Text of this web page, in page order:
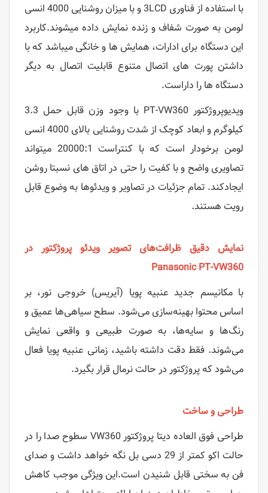
با استفاده از فناوری 3LCD و با میزان روشنایی 4000 انسی
لومن به صورت شفاف و زنده نمایش داده میشوند.کاربرد
این دستگاه برای ادارات، همایش ها و خانگی میباشد که با
داشتن پورت های اتصال متنوع قابلیت اتصال به دیگر
دستگاه ها را داراست.
ویدیوپروژکتور PT-VW360 با وجود وزن قابل حمل 3.3
کیلوگرم و ابعاد کوچک از شدت روشنایی بالای 4000 انسی
لومن برخودار است که با کنتراست 20000:1 میتواند
تصاویری واضح و با کفیت را حتی در اتاق های نسبتا روشن
ایجادکند. تمام جزئیات در تصاویر و ویدئوها به وضوع قابل
رویت هستند.
نمایش دقیق ظرافت‌های تصویر ویدئو پروژکتور در
Panasonic PT-VW360
با مکانیسم جدید عنبیه پویا (آیریس) خروجی نور، بر
اساس محتوا بهینه‌سازی می‌شود. سطح سیاهی‌ها عمیق و
رنگ‌ها و سایه‌ها، به صورت طبیعی و واقعی نمایش
می‌شوند. فقط دقت داشته باشید، زمانی عنبیه پویا فعال
می‌شود که پروژکتور در حالت نرمال قرار بگیرد.
طراحی و ساخت
طراحی فوق العاده دیتا پروژکتور VW360 سطوح صدا را در
حالت اکو کمتر از 29 دسی بل نگه خواهد داشت و صدای
فن به سختی قابل شنیدن است.این ویژگی موجب کاهش